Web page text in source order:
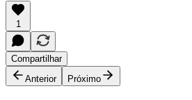
1
Compartilhar
Anterior
Próximo